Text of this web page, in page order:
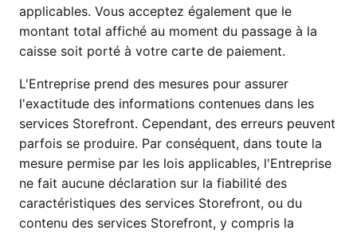
applicables. Vous acceptez également que le
montant total affiché au moment du passage à la
caisse soit porté à votre carte de paiement.
L'Entreprise prend des mesures pour assurer
l'exactitude des informations contenues dans les
services Storefront. Cependant, des erreurs peuvent
parfois se produire. Par conséquent, dans toute la
mesure permise par les lois applicables, l'Entreprise
ne fait aucune déclaration sur la fiabilité des
caractéristiques des services Storefront, ou du
contenu des services Storefront, y compris la